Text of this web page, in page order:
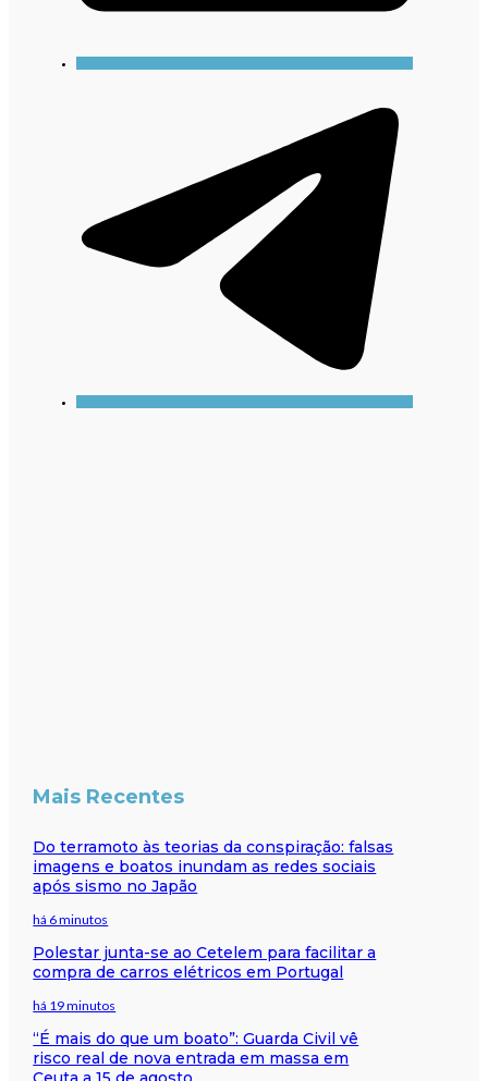
Mais Recentes
Do terramoto às teorias da conspiração: falsas
imagens e boatos inundam as redes sociais
após sismo no Japão
há 6 minutos
Polestar junta-se ao Cetelem para facilitar a
compra de carros elétricos em Portugal
há 19 minutos
“É mais do que um boato”: Guarda Civil vê
risco real de nova entrada em massa em